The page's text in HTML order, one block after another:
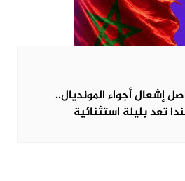
إشعال أجواء المونديال..
تعد بليلة استثنائية